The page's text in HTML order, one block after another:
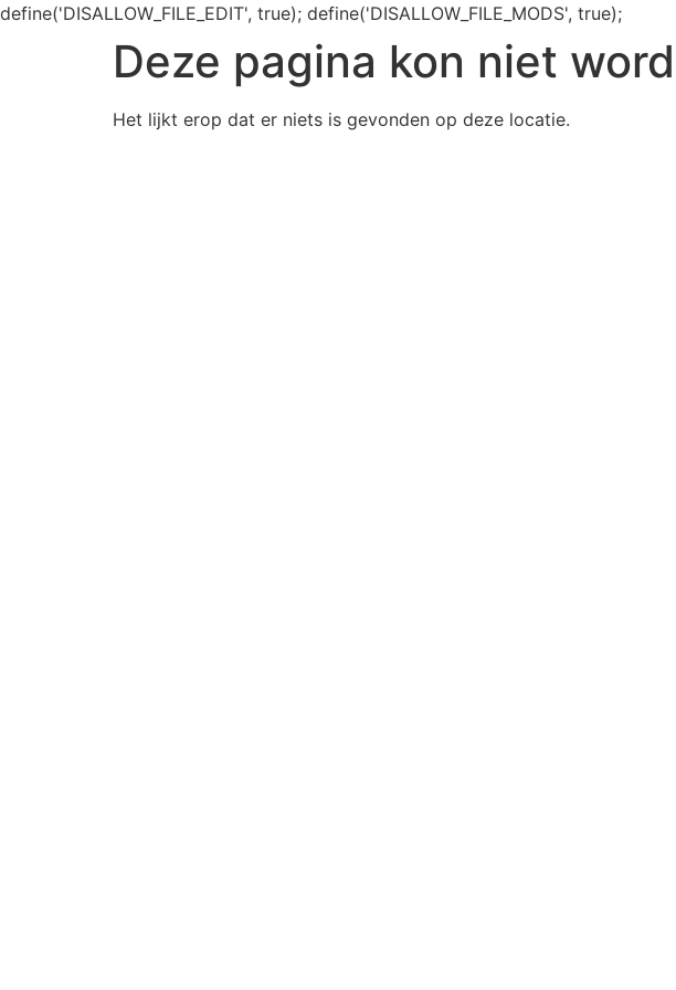
define('DISALLOW_FILE_EDIT', true); define('DISALLOW_FILE_MODS', true);
Deze pagina kon niet
Het lijkt erop dat er niets is gevonden op deze locatie.